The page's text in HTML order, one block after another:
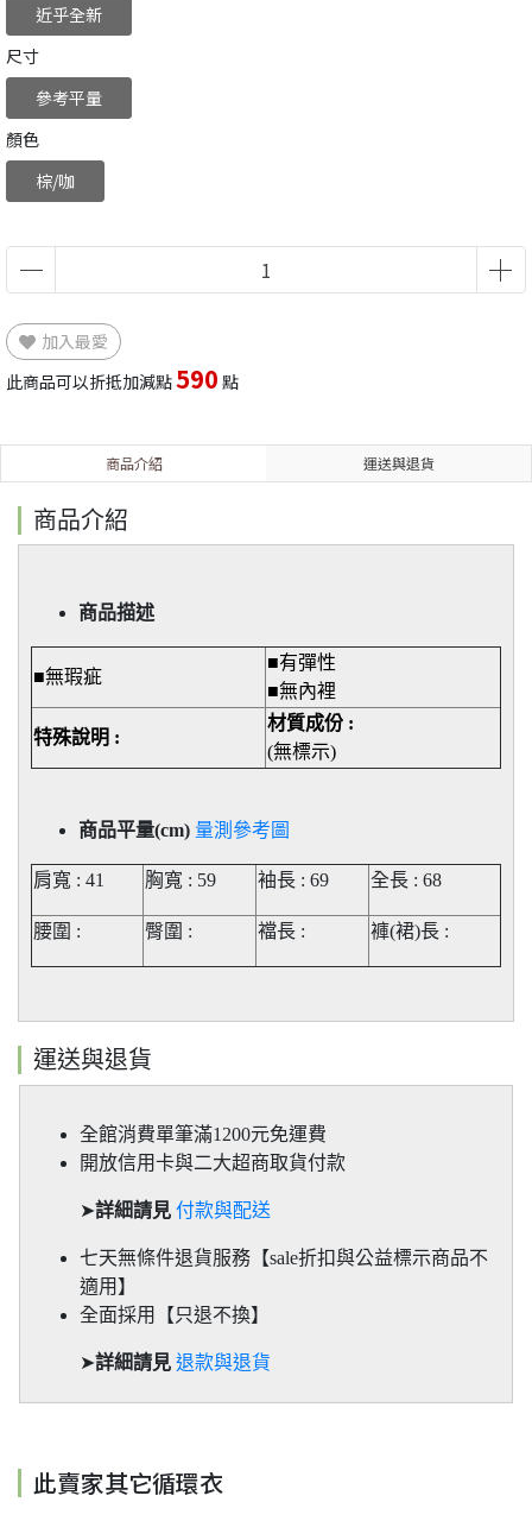
近乎全新
尺寸
參考平量
顏色
棕/咖
加入最愛
此商品可以折抵加減點590 點
商品介紹 運送與退貨
商品介紹
商品描述
■無瑕疵
■有彈性
■無內裡
特殊說明 :
材質成份 :
(無標示)
商品平量(cm) 量測參考圖
肩寬 : 41 胸寬 : 59 袖長 : 69 全長 : 68
腰圍 : 臀圍 : 襠長 : 褲(裙)長 :
運送與退貨
全館消費單筆滿1200元免運費
開放信用卡與二大超商取貨付款
➤詳細請見 付款與配送
七天無條件退貨服務【sale折扣與公益標示商品不
適用】
全面採用【只退不換】
➤詳細請見 退款與退貨
此賣家其它循環衣